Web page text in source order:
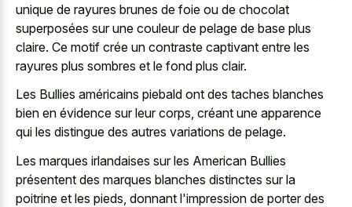
unique de rayures brunes de foie ou de chocolat
superposées sur une couleur de pelage de base plus
claire. Ce motif crée un contraste captivant entre les
rayures plus sombres et le fond plus clair.
Les Bullies américains piebald ont des taches blanches
bien en évidence sur leur corps, créant une apparence
qui les distingue des autres variations de pelage.
Les marques irlandaises sur les American Bullies
présentent des marques blanches distinctes sur la
poitrine et les pieds, donnant l'impression de porter des